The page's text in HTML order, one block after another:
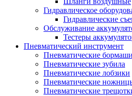
Гидравлическое
Гидравлические
Обслуживание
Тестеры
Пневматический инструмент
Пневматические
Пневматические зубила
Пневматические лобзики
Пневматические
Пневматические